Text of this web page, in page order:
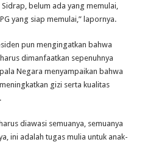
belum ada yang memulai,
yang siap memulai,” lapornya.
pun mengingatkan bahwa
dimanfaatkan sepenuhnya
Negara menyampaikan bahwa
gizi serta kualitas
diawasi semuanya, semuanya
ini adalah tugas mulia untuk anak-